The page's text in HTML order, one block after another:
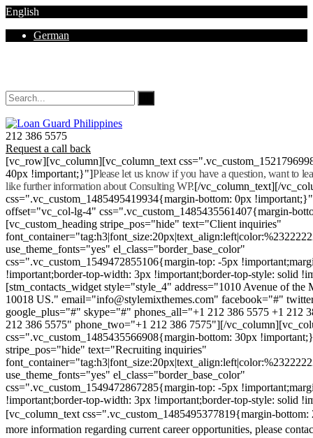
English
German
212 386 5575
Request a call back
[vc_row][vc_column][vc_column_text
40px !important;}"]Please let us know if you have a question, want to
like further information about Consulting WP.[/vc_column_text][/
css=".vc_custom_1485495419934{margin-bottom: 0px
offset="vc_col-lg-4" css=".vc_custom_1485435561407{margin-
[vc_custom_heading stripe_pos="hide" text="Client inquiries"
use_theme_fonts="yes" el_class="border_base_color"
css=".vc_custom_1549472855106{margin-top: -5px
!important;border-top-width: 3px !important;border-top-style: solid
[stm_contacts_widget style="style_4" address="1010 Avenue of
10018 US." email="info@stylemixthemes.com" facebook="#"
google_plus="#" skype="#" phones_all="+1 212 386 5575 +1 212
212 386 5575" phone_two="+1 212 386 7575"][/
css=".vc_custom_1485435566908{margin-bottom: 30px
stripe_pos="hide" text="Recruiting inquiries"
use_theme_fonts="yes" el_class="border_base_color"
css=".vc_custom_1549472867285{margin-top: -5px
!important;border-top-width: 3px !important;border-top-style: solid
[vc_column_text css=".vc_custom_1485495377819{margin-
more information regarding current career opportunities, please